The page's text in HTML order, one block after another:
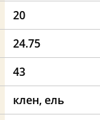
20
24.75
43
клен, ель